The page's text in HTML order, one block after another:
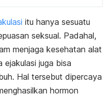
itu hanya sesuatu
seksual. Padahal,
menjaga kesehatan alat
juga bisa
Hal tersebut dipercaya
hormon